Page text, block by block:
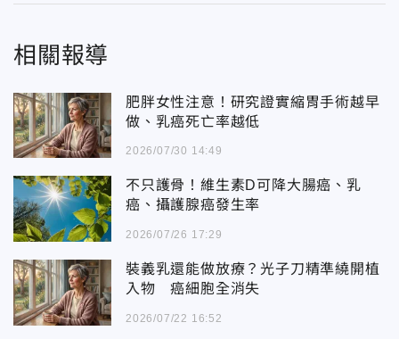
相關報導
肥胖女性注意！研究證實縮胃手術越早
做、乳癌死亡率越低
2026/07/30 14:49
不只護骨！維生素D可降大腸癌、乳
癌、攝護腺癌發生率
2026/07/26 17:29
裝義乳還能做放療？光子刀精準繞開植
入物 癌細胞全消失
2026/07/22 16:52